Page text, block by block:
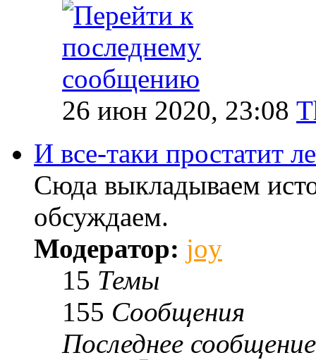
26 июн 2020, 23:08
И все-таки простатит
Сюда выкладываем
обсуждаем.
Модератор: joy
15 Темы
155 Сообщения
Последнее сообщение